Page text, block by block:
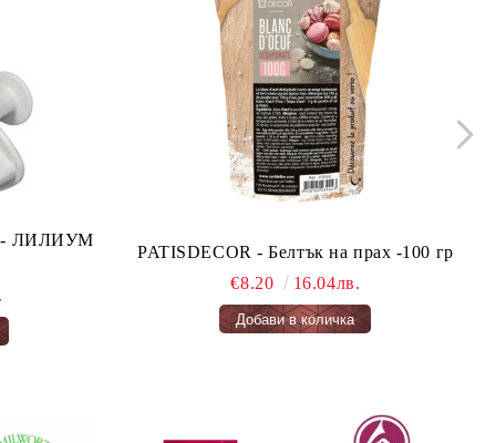
- ЛИЛИУМ
PATISDECOR - Белтък на прах -100 гр
€8.20
16.04лв.